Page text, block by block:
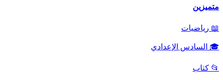
متميزين
📖 رياضيات
🎓 السادس الإعدادي
📂 كتاب